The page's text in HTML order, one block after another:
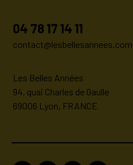
04 78 17 14 11
contact@lesbellesannees.com
Les Belles Années
94, quai Charles de Gaulle
69006 Lyon, FRANCE